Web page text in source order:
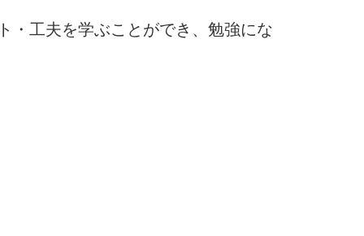
・工夫を学ぶことができ、勉強にな